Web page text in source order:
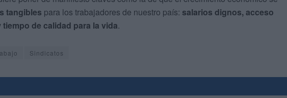
tangibles para los trabajadores de nuestro país: salarios dignos, acceso
de calidad para la vida.
Sindicatos